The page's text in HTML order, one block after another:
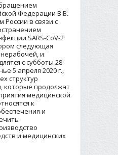
Федерации В.В.
России в связи с
SARS-CoV-2
следующая
и
с субботы 28
5 апреля 2020 г.,
структур
которые продолжат
медицинской
к
и
и медицинских